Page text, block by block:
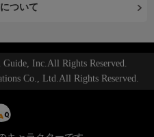
ついて
Inc.All Rights Reserved.
Co., Ltd.All Rights Reserved.